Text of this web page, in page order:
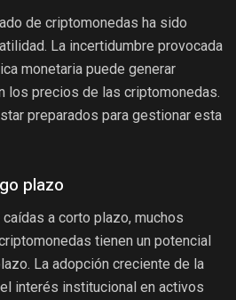
de criptomonedas ha sido
La incertidumbre provocada
monetaria puede generar
los precios de las criptomonedas.
preparados para gestionar esta
plazo
a corto plazo, muchos
tienen un potencial
La adopción creciente de la
interés institucional en activos